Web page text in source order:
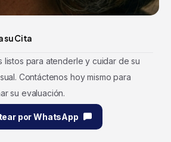
su Cita
listos para atenderle y cuidar de su
Contáctenos hoy mismo para
su evaluación.
por WhatsApp